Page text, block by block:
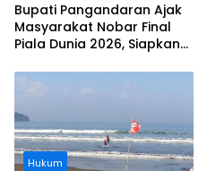
Bupati Pangandaran Ajak
Masyarakat Nobar Final
Piala Dunia 2026, Siapkan
Hukum